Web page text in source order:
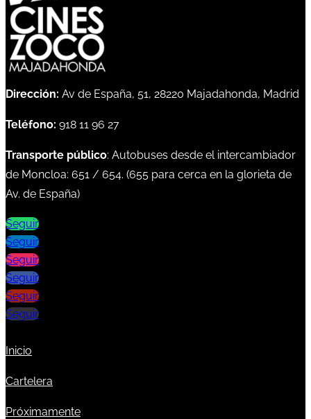
Dirección: Av de España, 51, 28220 Majadahonda, Madrid
Teléfono: 918 11 96 27
Transporte público: Autobuses desde el intercambiador
de Moncloa: 651 / 654. (655 para cerca en la glorieta de
Av. de España)
Seguir
Seguir
Seguir
Seguir
Seguir
Seguir
Inicio
Cartelera
Próximamente